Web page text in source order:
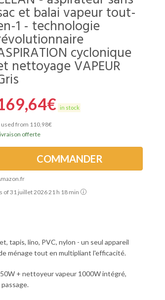
et balai vapeur tout-
1 - technologie
cyclonique
nettoyage VAPEUR
€ in stock
used from 110,98€
offerte
COMMANDER
Amazon.fr
of 31 juillet 2026 21 h 18 min
tapis, lino, PVC, nylon - un seul appareil
ménage tout en multipliant l'efficacité.
+ nettoyeur vapeur 1000W intégré,